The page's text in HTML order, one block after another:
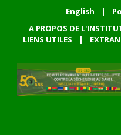
English |
A PROPOS DE
LIENS UTILES
|